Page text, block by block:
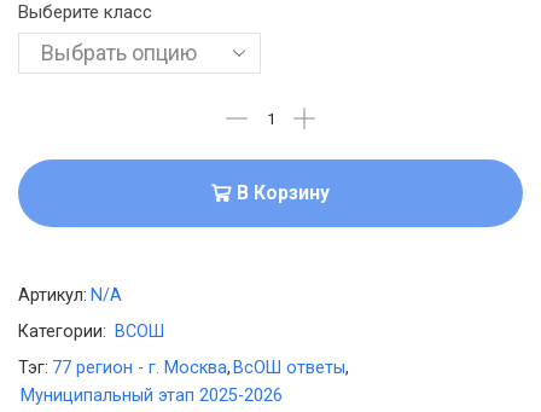
Выберите класс
В Корзину
Артикул: N/A
Категории: ВСОШ
Тэг: 77 регион - г. Москва, ВсОШ ответы,
Муниципальный этап 2025-2026